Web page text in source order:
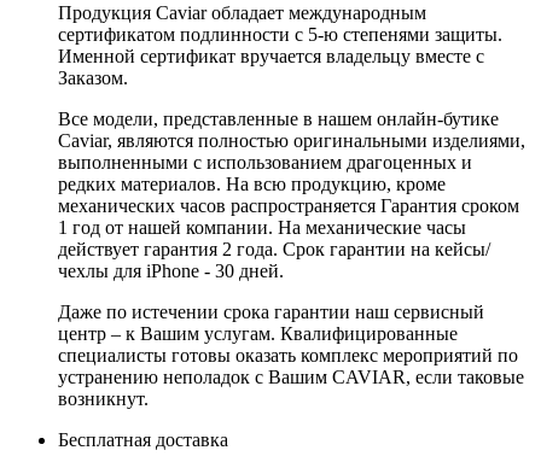
Продукция Caviar обладает международным
сертификатом подлинности с 5-ю степенями защиты.
Именной сертификат вручается владельцу вместе с
Заказом.
Все модели, представленные в нашем онлайн-бутике
Caviar, являются полностью оригинальными изделиями,
выполненными с использованием драгоценных и
редких материалов. На всю продукцию, кроме
механических часов распространяется Гарантия сроком
1 год от нашей компании. На механические часы
действует гарантия 2 года. Срок гарантии на кейсы/
чехлы для iPhone - 30 дней.
Даже по истечении срока гарантии наш сервисный
центр – к Вашим услугам. Квалифицированные
специалисты готовы оказать комплекс мероприятий по
устранению неполадок с Вашим CAVIAR, если таковые
возникнут.
Бесплатная доставка